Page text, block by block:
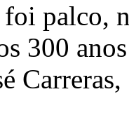
foi palco,
300